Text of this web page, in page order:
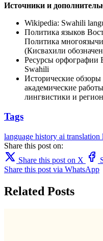
Источники и
Wikipedia: Swahili
Политика языков
Политика
(Кисвахили
Ресурсы
Swahili
Исторические
академические
лингвистики и
Tags
language history ai translation
Share this post on:
Share this post on X
Share this post via WhatsApp
Related Posts